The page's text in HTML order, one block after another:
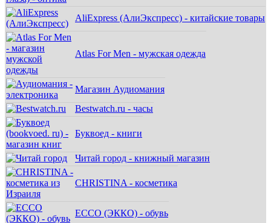
AliExpress (АлиЭкспресс) - китайские товары
Atlas For Men - мужская одежда
Магазин Аудиомания
Bestwatch.ru - часы
Буквоед - книги
Читай город - книжный магазин
CHRISTINA - косметика
ECCO (ЭККО) - обувь